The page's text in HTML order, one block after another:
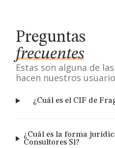
Preguntas
frecuentes
Estas son alguna de
hacen nuestros
¿Cuál es el CIF de
¿Cuál es la forma
Consultores Sl?